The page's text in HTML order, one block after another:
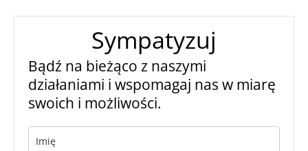
Sympatyzuj
Bądź na bieżąco z naszymi
działaniami i wspomagaj nas w miarę
swoich i możliwości.